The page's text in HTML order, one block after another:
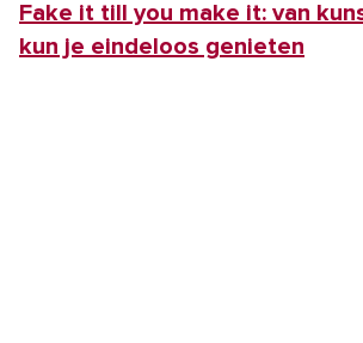
Fake it till you make it: van
kun je eindeloos genieten